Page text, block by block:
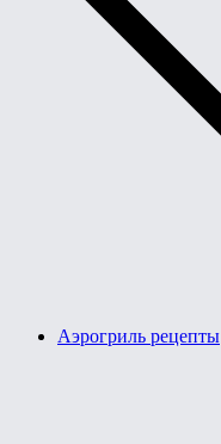
Аэрогриль рецепты